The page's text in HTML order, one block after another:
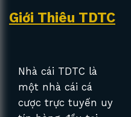
Giới Thiêu TDTC
Nhà cái TDTC là
một nhà cái cá
cược trực tuyến uy